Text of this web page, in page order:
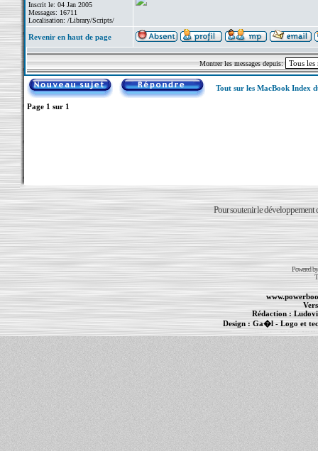
Inscrit le: 04 Jan 2005
Messages: 16711
Localisation: /Library/Scripts/
Revenir en haut de page
Montrer les messages depuis:
Tout sur les MacBook Index
Page 1 sur 1
Pour soutenir le développement
Powered
Rédaction :
Design : Ga�l- Logo et
MacBook Pro